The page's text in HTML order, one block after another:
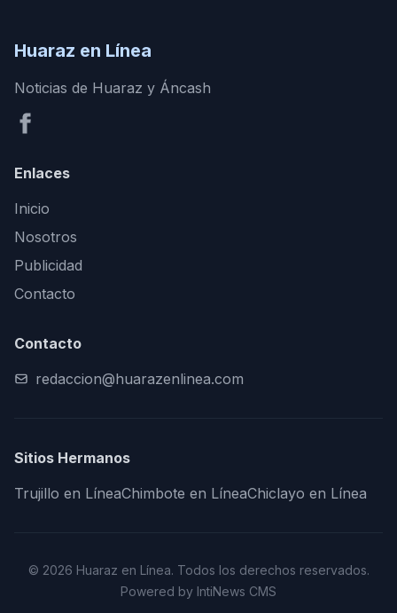
Huaraz en Línea
Noticias de Huaraz y Áncash
Enlaces
Inicio
Nosotros
Publicidad
Contacto
Contacto
redaccion@huarazenlinea.com
Sitios Hermanos
Trujillo en LíneaChimbote en LíneaChiclayo en Línea
© 2026 Huaraz en Línea. Todos los derechos reservados.
Powered by IntiNews CMS